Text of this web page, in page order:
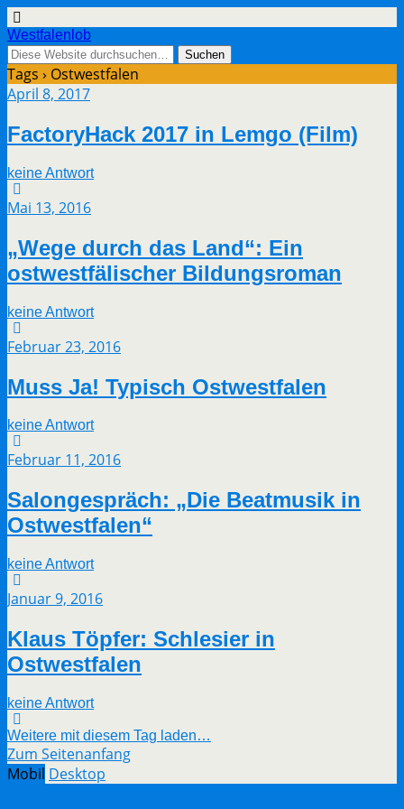
Westfalenlob
Tags › Ostwestfalen
April 8, 2017
FactoryHack 2017 in Lemgo (Film)
keine Antwort
Mai 13, 2016
„Wege durch das Land“: Ein
ostwestfälischer Bildungsroman
keine Antwort
Februar 23, 2016
Muss Ja! Typisch Ostwestfalen
keine Antwort
Februar 11, 2016
Salongespräch: „Die Beatmusik in
Ostwestfalen“
keine Antwort
Januar 9, 2016
Klaus Töpfer: Schlesier in
Ostwestfalen
keine Antwort
Weitere mit diesem Tag laden…
Zum Seitenanfang
Mobil Desktop